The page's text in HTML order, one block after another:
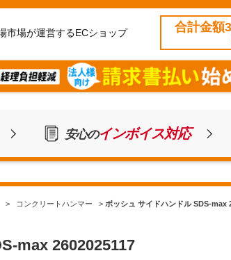
市場が運営するECショップ 合計金額
安心のインボイス対応
> コンクリートハンマー > ボッシュ サイドハンドル SDS-max
max 2602025117